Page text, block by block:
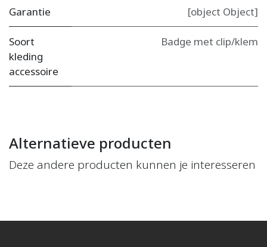
Garantie [object Object]
Soort
kleding
accessoire
Badge met clip/klem
Alternatieve producten
Deze andere producten kunnen je interesseren